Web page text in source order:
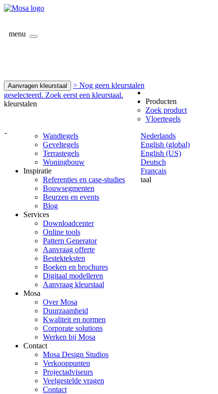
menu
Aanvragen kleurstaal
> Nog geen kleurstalen
geselecteerd. Zoek eerst een kleurstaal.
kleurstalen
-
Nederlands
English (global)
English (US)
Deutsch
Français
taal
Producten
Zoek product
Vloertegels
Wandtegels
Geveltegels
Terrastegels
Woningbouw
Inspiratie
Referenties en case-studies
Bouwsegmenten
Beurzen en events
Blog
Services
Downloadcenter
Online tools
Pattern Generator
Aanvraag offerte
Bestekteksten
Boeken en brochures
Digitaal modelleren
Aanvraag kleurstaal
Mosa
Over Mosa
Duurzaamheid
Kwaliteit en normen
Corporate solutions
Werken bij Mosa
Contact
Mosa Design Studios
Verkooppunten
Projectadviseurs
Veelgestelde vragen
Contact